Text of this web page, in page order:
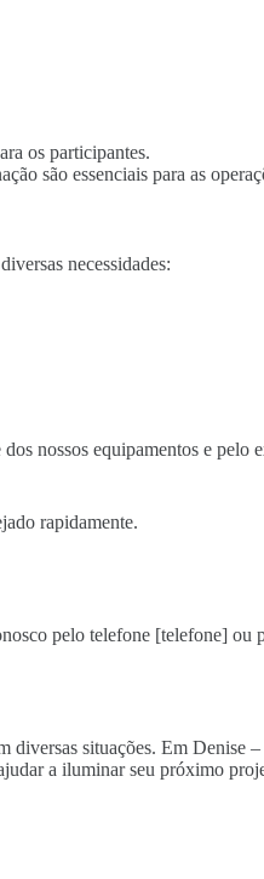
os participantes.
são essenciais para as
necessidades:
nossos equipamentos e pelo
rapidamente.
pelo telefone [telefone]
situações. Em Denise
a iluminar seu próximo